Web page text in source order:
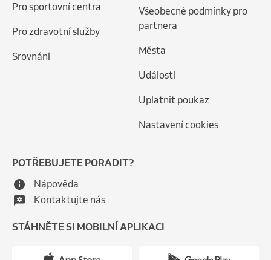
Pro sportovní centra
Pro zdravotní služby
Srovnání
Všeobecné podmínky pro
partnera
Města
Události
Uplatnit poukaz
Nastavení cookies
POTŘEBUJETE PORADIT?
Nápověda
Kontaktujte nás
STÁHNĚTE SI MOBILNÍ APLIKACI